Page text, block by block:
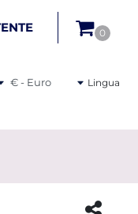
0
Seleziona una valutaLingua